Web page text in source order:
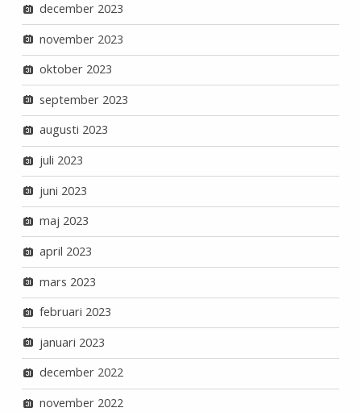
december 2023
november 2023
oktober 2023
september 2023
augusti 2023
juli 2023
juni 2023
maj 2023
april 2023
mars 2023
februari 2023
januari 2023
december 2022
november 2022